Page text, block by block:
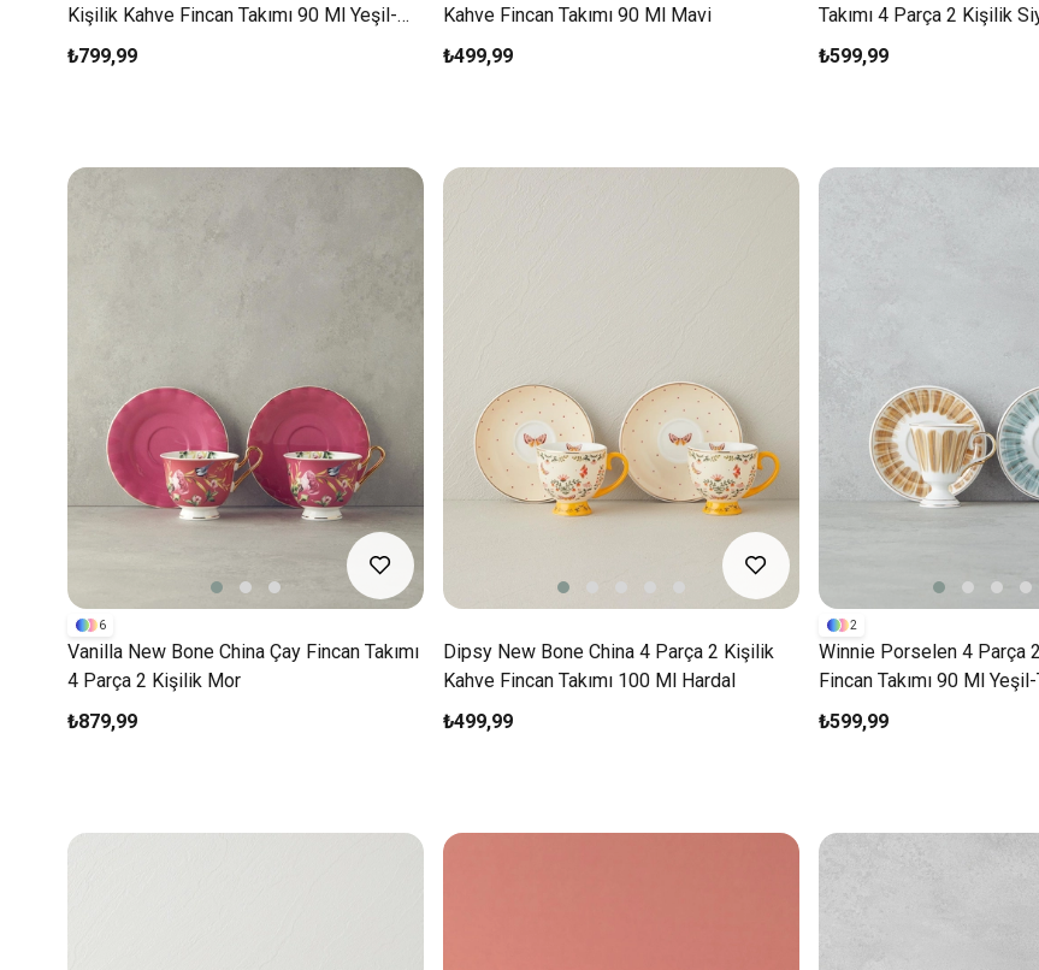
Kişilik Kahve Fincan Takımı 90 Ml Yeşil-
Beyaz
₺799,99
Kahve Fincan Takımı 90 Ml Mavi
₺499,99
Takımı 4 Parça 2 Kişilik
₺599,99
Vanilla New Bone China Çay Fincan Takımı
4 Parça 2 Kişilik Mor
₺879,99
6
Dipsy New Bone China 4 Parça 2 Kişilik
Kahve Fincan Takımı 100 Ml Hardal
₺499,99
Winnie Porselen 4 Parça
Fincan Takımı 90 Ml
₺599,99
2